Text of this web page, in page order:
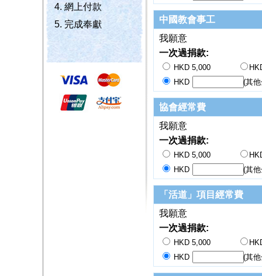
4. 網上付款
5. 完成奉獻
中國教會事工
我願意
一次過捐款:
HKD 5,000
HKD
(其
協會經常費
我願意
一次過捐款:
HKD 5,000
HKD
(其
「活道」項目經常費
我願意
一次過捐款:
HKD 5,000
HKD
(其